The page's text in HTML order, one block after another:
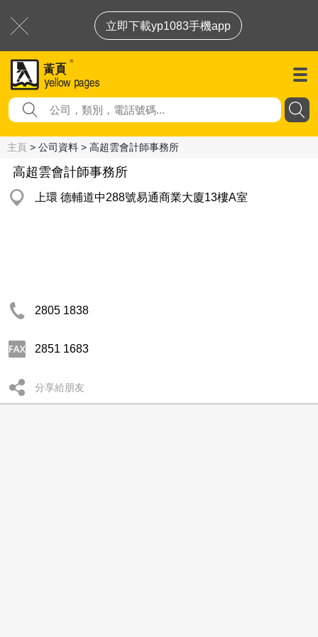
立即下載yp1083手機app
主頁 > 公司資料 > 高超雲會計師事務所
高超雲會計師事務所
上環 德輔道中288號易通商業大廈13樓A室
2805 1838
2851 1683
分享給朋友